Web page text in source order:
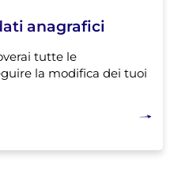
anagrafici
tutte le
la modifica dei tuoi